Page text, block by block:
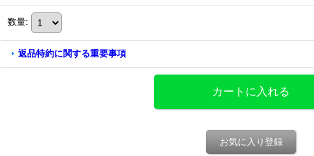
数量:
返品特約に関する重要事項
お気に入り登録